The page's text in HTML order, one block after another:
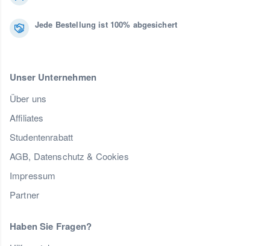
Jede Bestellung ist 100% abgesichert
Unser Unternehmen
Über uns
Affiliates
Studentenrabatt
AGB, Datenschutz & Cookies
Impressum
Partner
Haben Sie Fragen?